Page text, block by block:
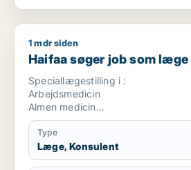
Haifaa søger job som læge /
1 mdr siden
Haifaa søger job som
Speciallægestilling i :
Arbejdsmedicin
Almen medicin
Rusmiddel behandling
Kommune læge
Type
Læge, Konsulent